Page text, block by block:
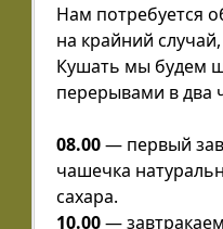
Нам потребуется
на крайний
Кушать мы будем
перерывами в два
08.00— первый
чашечка
сахара.
10.00—